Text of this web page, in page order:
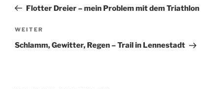
Beitrag
Flotter Dreier – mein Problem mit dem Triathlon
Nächster
Beitrag
WEITER
Schlamm, Gewitter, Regen – Trail in Lennestadt